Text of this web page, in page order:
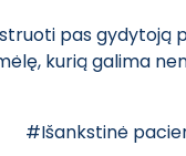
pas gydytoją
kurią galima
#Išankstinė